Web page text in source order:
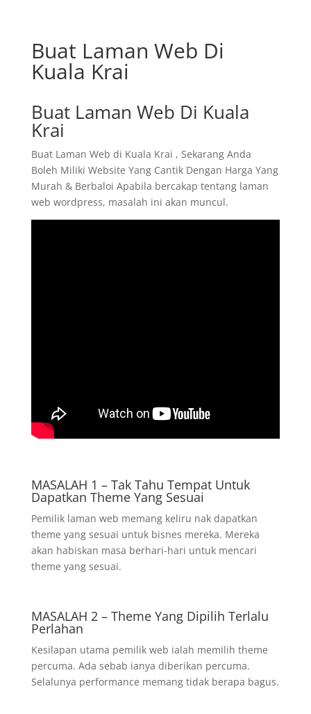
Buat Laman Web Di
Kuala Krai
Buat Laman Web Di Kuala
Krai
Buat Laman Web di Kuala Krai , Sekarang Anda
Boleh Miliki Website Yang Cantik Dengan Harga Yang
Murah & Berbaloi Apabila bercakap tentang laman
web wordpress, masalah ini akan muncul.
MASALAH 1 – Tak Tahu Tempat Untuk
Dapatkan Theme Yang Sesuai
Pemilik laman web memang keliru nak dapatkan
theme yang sesuai untuk bisnes mereka. Mereka
akan habiskan masa berhari-hari untuk mencari
theme yang sesuai.
MASALAH 2 – Theme Yang Dipilih Terlalu
Perlahan
Kesilapan utama pemilik web ialah memilih theme
percuma. Ada sebab ianya diberikan percuma.
Selalunya performance memang tidak berapa bagus.